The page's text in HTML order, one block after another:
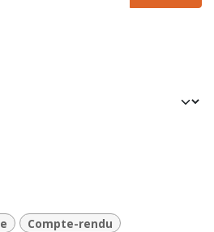
Compte-rendu